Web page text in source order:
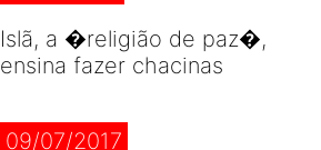
Islã, a �religião de paz�,
ensina fazer chacinas
09/07/2017